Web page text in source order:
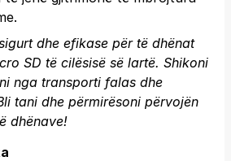
dhe efikase për të dhënat
SD të cilësisë së lartë. Shikoni
nga transporti falas dhe
tani dhe përmirësoni përvojën
dhënave!